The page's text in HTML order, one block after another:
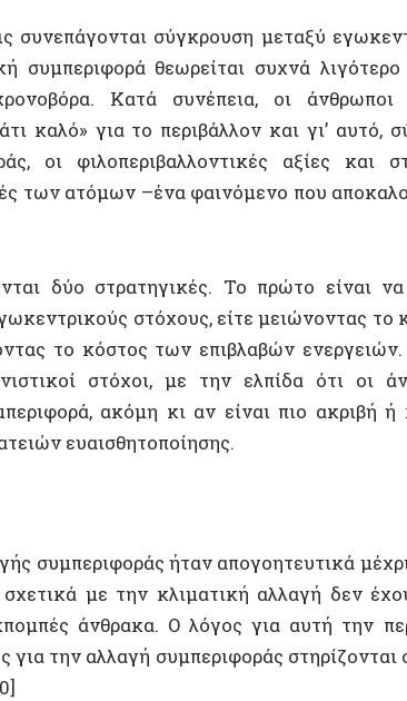
το κόστος των επιβλαβών ενεργειών. Η
στόχοι, με την ελπίδα ότι οι άνθρωποι
ακόμη κι αν είναι πιο ακριβή ή
ευαισθητοποίησης.
ήταν απογοητευτικά μέχρι τώρα. Δύο
άνθρακα. Ο λόγος για αυτή την
την αλλαγή συμπεριφοράς στηρίζονται σε μια
ευρέως διαδεδομένη συμφωνία ότι αυτό
επιλογής. [4] [11] [12] Για παράδειγμα, το εάν οι
κλιματική αλλαγή θεωρούνται τελικά ότι
πίσω από στρατηγικές παρέμβασης
ή καταλληλότερα κίνητρα, τα άτομα
γνώμη και να επιλέξουν να